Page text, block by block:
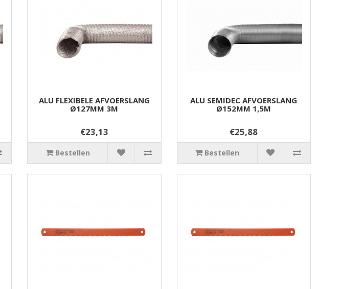
ALU FLEXIBELE AFVOERSLANG
Ø127MM 3M
€23,13
Bestellen
ALU SEMIDEC AFVOERSLANG
Ø152MM 1,5M
€25,88
Bestellen